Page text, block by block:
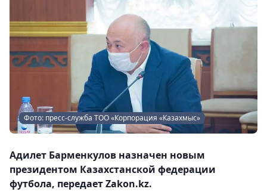
Фото: пресс-служба ТОО «Корпорация «Казахмыс»
Адилет Барменкулов назначен новым
президентом Казахстанской федерации
футбола, передает Zakon.kz.